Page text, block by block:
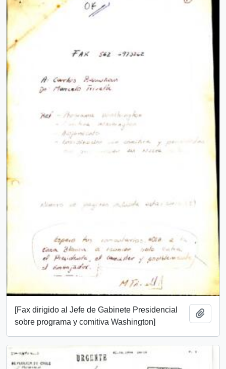
[Fax dirigido al Jefe de Gabinete Presidencial
sobre programa y comitiva Washington]